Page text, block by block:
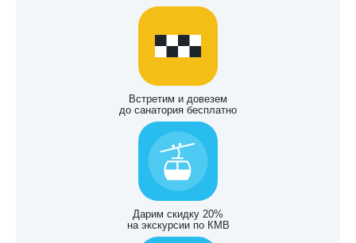
Встретим и довезем
до санатория бесплатно
Дарим скидку 20%
на экскурсии по КМВ